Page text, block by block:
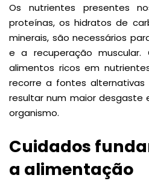
Os nutrientes presentes
proteínas, os hidratos de
minerais, são necessários
e a recuperação
alimentos ricos em
recorre a fontes
resultar num maior desgaste
organismo.
Cuidados
a alimentação